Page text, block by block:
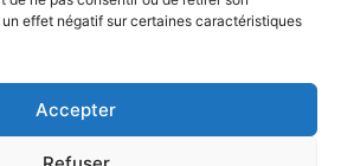
effet négatif sur certaines caractéristiques
Accepter